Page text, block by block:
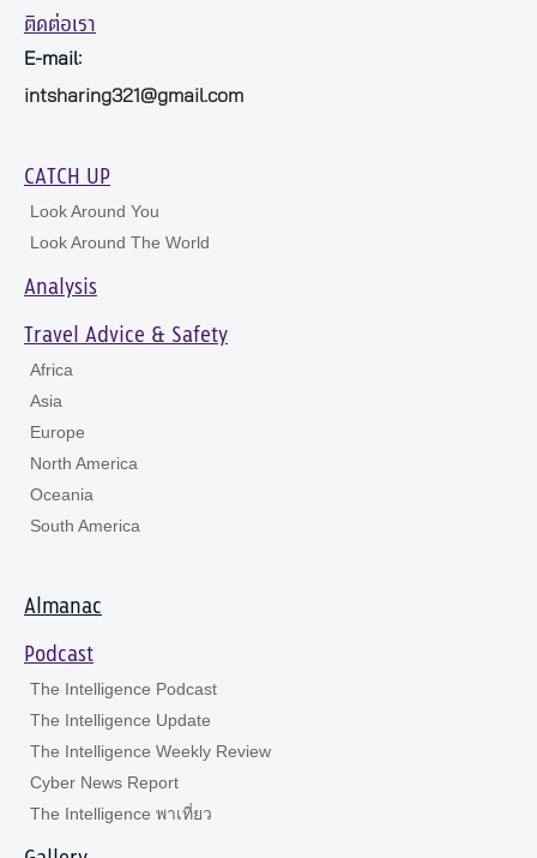
ติดต่อเรา
E-mail:
intsharing321@gmail.com
CATCH UP
Look Around You
Look Around The World
Analysis
Travel Advice & Safety
Africa
Asia
Europe
North America
Oceania
South America
Almanac
Podcast
The Intelligence Podcast
The Intelligence Update
The Intelligence Weekly Review
Cyber News Report
The Intelligence พาเที่ยว